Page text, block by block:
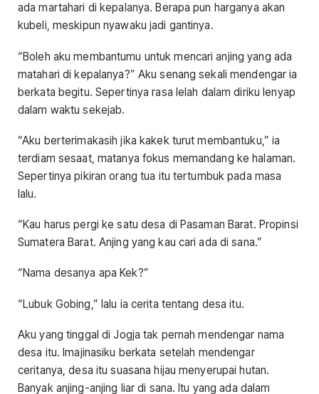
ada martahari di kepalanya. Berapa pun harganya akan
kubeli, meskipun nyawaku jadi gantinya.
“Boleh aku membantumu untuk mencari anjing yang ada
matahari di kepalanya?” Aku senang sekali mendengar ia
berkata begitu. Sepertinya rasa lelah dalam diriku lenyap
dalam waktu sekejab.
“Aku berterimakasih jika kakek turut membantuku,” ia
terdiam sesaat, matanya fokus memandang ke halaman.
Sepertinya pikiran orang tua itu tertumbuk pada masa
lalu.
“Kau harus pergi ke satu desa di Pasaman Barat. Propinsi
Sumatera Barat. Anjing yang kau cari ada di sana.”
“Nama desanya apa Kek?”
“Lubuk Gobing,” lalu ia cerita tentang desa itu.
Aku yang tinggal di Jogja tak pernah mendengar nama
desa itu. Imajinasiku berkata setelah mendengar
ceritanya, desa itu suasana hijau menyerupai hutan.
Banyak anjing-anjing liar di sana. Itu yang ada dalam